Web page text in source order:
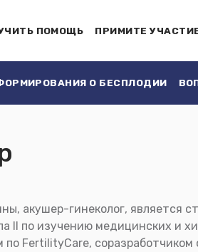
ПОМОЩЬ ПРИМИТЕ
О БЕСПЛОДИИ
акушер-гинеколог, является
II по изучению медицинских и
по FertilityCare, соразработчиком